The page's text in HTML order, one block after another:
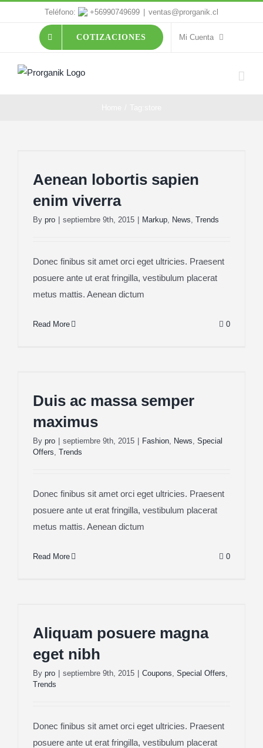
Teléfono: +56990749699 ventas@prorganik.cl
COTIZACIONES Mi Cuenta
Aenean lobortis sapien
enim viverra
By pro | septiembre 9th, 2015 | Markup News Trends
Donec finibus sit amet orci eget ultricies. Praesent
posuere ante ut erat fringilla, vestibulum placerat
metus mattis. Aenean dictum
Read More 0
Duis ac massa semper
maximus
By pro | septiembre 9th, 2015 | Fashion News Special
Offers Trends
Donec finibus sit amet orci eget ultricies. Praesent
posuere ante ut erat fringilla, vestibulum placerat
metus mattis. Aenean dictum
Read More 0
Aliquam posuere magna
eget nibh
By pro | septiembre 9th, 2015 | Coupons Special Offers
Trends
Donec finibus sit amet orci eget ultricies. Praesent
posuere ante ut erat fringilla, vestibulum placerat